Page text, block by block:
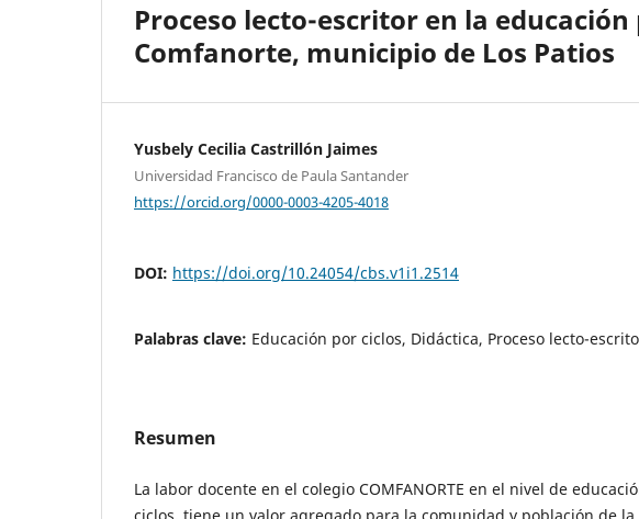
Proceso lecto-escritor en la
Comfanorte, municipio de Los Patios
Yusbely Cecilia Castrillón Jaimes
Universidad Francisco de Paula Santander
https://orcid.org/0000-0003-4205-4018
DOI: https://doi.org/10.24054/cbs.v1i1.2514
Palabras clave: Educación por ciclos, Didáctica, Proceso lecto-
Resumen
La labor docente en el colegio COMFANORTE en el nivel de
ciclos, tiene un valor agregado para la comunidad y población de la